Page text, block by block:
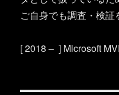
ご自身でも調査・検証
[ 2018 – ] Microsoft